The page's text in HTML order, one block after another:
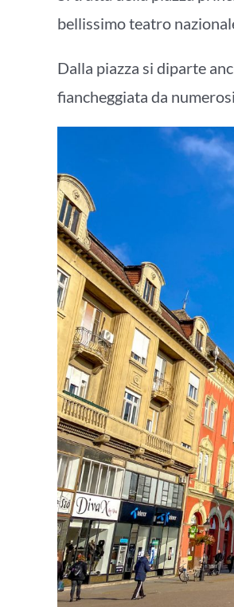
bellissimo teatro
Dalla piazza si diparte
fiancheggiata da